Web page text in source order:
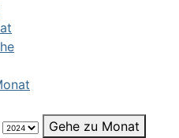
Gehe zu Monat